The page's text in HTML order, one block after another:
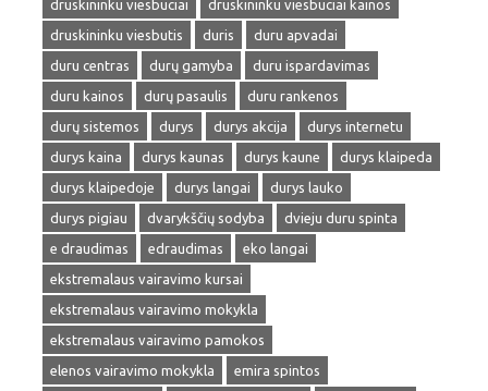
druskininku viesbuciai
druskininku viesbuciai kainos
druskininku viesbutis
duris
duru apvadai
duru centras
durų gamyba
duru ispardavimas
duru kainos
durų pasaulis
duru rankenos
durų sistemos
durys durys akcija
durys internetu
durys kaina
durys kaunas durys kaune
durys klaipeda
durys klaipedoje
durys langai
durys lauko
durys pigiau
dvarykščių sodyba
dvieju duru spinta
e draudimas
edraudimas
eko langai
ekstremalaus vairavimo kursai
ekstremalaus vairavimo mokykla
ekstremalaus vairavimo pamokos
elenos vairavimo mokykla
emira spintos